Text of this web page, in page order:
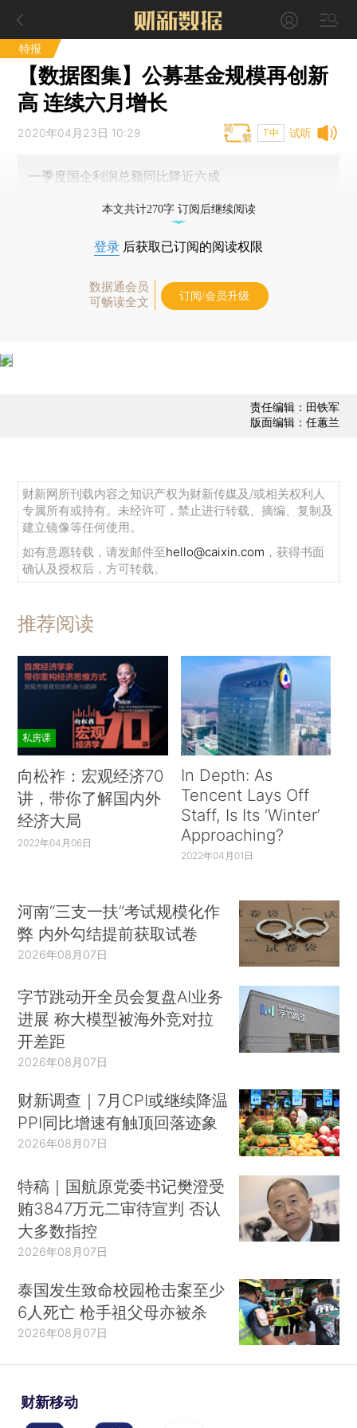
特报
【数据图集】公募基金规模再创新
高 连续六月增长
试听
2020年04月23日 10:29 T中
一季度国企利润总额同比降近六成
本文共计270字 订阅后继续阅读
登录 后获取已订阅的阅读权限
数据通会员
可畅读全文
订阅/会员升级
责任编辑：田铁军
版面编辑：任蕙兰
财新网所刊载内容之知识产权为财新传媒及/或相关权利人
专属所有或持有。未经许可，禁止进行转载、摘编、复制及
建立镜像等任何使用。
如有意愿转载，请发邮件至hello@caixin.com ，获得书面
确认及授权后，方可转载。
推荐阅读
私房课
向松祚：宏观经济70
讲，带你了解国内外
经济大局
2022年04月06日
In Depth: As
Tencent Lays Off
Staff, Is Its ‘Winter’
Approaching?
2022年04月01日
河南“三支一扶”考试规模化作
弊 内外勾结提前获取试卷
2026年08月07日
字节跳动开全员会复盘AI业务
进展 称大模型被海外竞对拉
开差距
2026年08月07日
财新调查｜7月CPI或继续降温
PPI同比增速有触顶回落迹象
2026年08月07日
特稿｜国航原党委书记樊澄受
贿3847万元二审待宣判 否认
大多数指控
2026年08月07日
泰国发生致命校园枪击案至少
6人死亡 枪手祖父母亦被杀
2026年08月07日
财新移动